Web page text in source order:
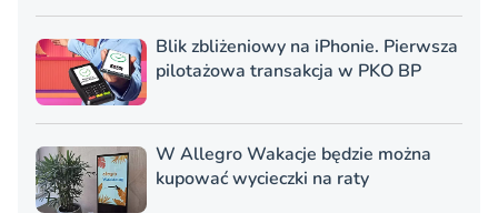
Blik zbliżeniowy na iPhonie. Pierwsza
pilotażowa transakcja w PKO BP
W Allegro Wakacje będzie można
kupować wycieczki na raty